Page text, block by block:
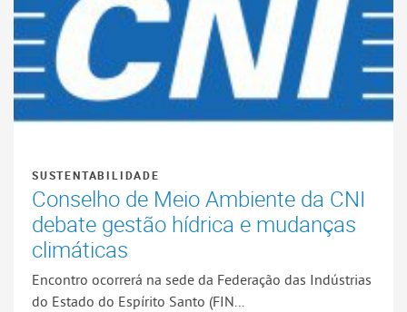
SUSTENTABILIDADE
Conselho de Meio Ambiente da CNI
debate gestão hídrica e mudanças
climáticas
Encontro ocorrerá na sede da Federação das Indústrias
do Estado do Espírito Santo (FIN...